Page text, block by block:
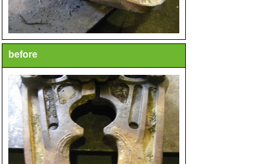
before